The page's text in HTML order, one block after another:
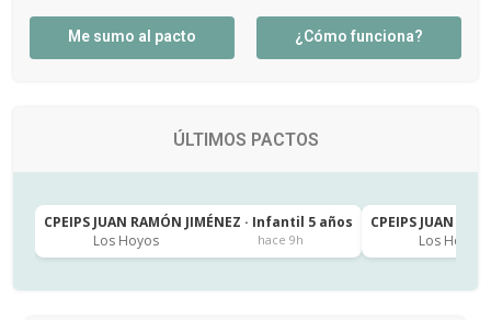
Me sumo al pacto ¿Cómo funciona?
ÚLTIMOS PACTOS
CPEIPS JUAN RAMÓN JIMÉNEZ · Infantil 5 años
Los Hoyos
hace 9h
CPEIPS JUAN
Los Hoyos